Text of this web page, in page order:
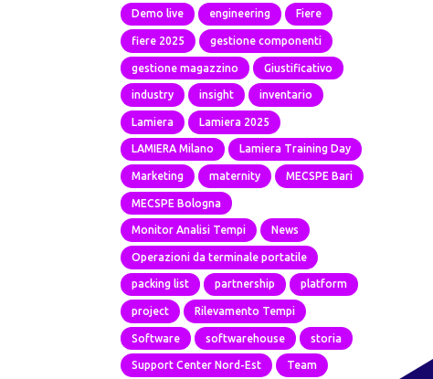
Demo live engineering Fiere
fiere 2025 gestione componenti
gestione magazzino Giustificativo
industry insight inventario
Lamiera Lamiera 2025
LAMIERA Milano Lamiera Training Day
Marketing maternity MECSPE Bari
MECSPE Bologna
Monitor Analisi Tempi News
Operazioni da terminale portatile
packing list partnership platform
project Rilevamento Tempi
Software softwarehouse storia
Support Center Nord-Est Team